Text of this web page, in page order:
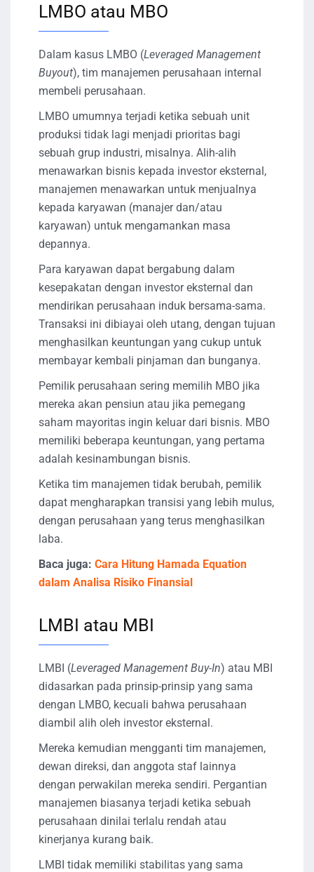
LMBO atau MBO
Dalam kasus LMBO (Leveraged Management
Buyout), tim manajemen perusahaan internal
membeli perusahaan.
LMBO umumnya terjadi ketika sebuah unit
produksi tidak lagi menjadi prioritas bagi
sebuah grup industri, misalnya. Alih-alih
menawarkan bisnis kepada investor eksternal,
manajemen menawarkan untuk menjualnya
kepada karyawan (manajer dan/atau
karyawan) untuk mengamankan masa
depannya.
Para karyawan dapat bergabung dalam
kesepakatan dengan investor eksternal dan
mendirikan perusahaan induk bersama-sama.
Transaksi ini dibiayai oleh utang, dengan tujuan
menghasilkan keuntungan yang cukup untuk
membayar kembali pinjaman dan bunganya.
Pemilik perusahaan sering memilih MBO jika
mereka akan pensiun atau jika pemegang
saham mayoritas ingin keluar dari bisnis. MBO
memiliki beberapa keuntungan, yang pertama
adalah kesinambungan bisnis.
Ketika tim manajemen tidak berubah, pemilik
dapat mengharapkan transisi yang lebih mulus,
dengan perusahaan yang terus menghasilkan
laba.
Baca juga: Cara Hitung Hamada Equation
dalam Analisa Risiko Finansial
LMBI atau MBI
LMBI (Leveraged Management Buy-In) atau MBI
didasarkan pada prinsip-prinsip yang sama
dengan LMBO, kecuali bahwa perusahaan
diambil alih oleh investor eksternal.
Mereka kemudian mengganti tim manajemen,
dewan direksi, dan anggota staf lainnya
dengan perwakilan mereka sendiri. Pergantian
manajemen biasanya terjadi ketika sebuah
perusahaan dinilai terlalu rendah atau
kinerjanya kurang baik.
LMBI tidak memiliki stabilitas yang sama